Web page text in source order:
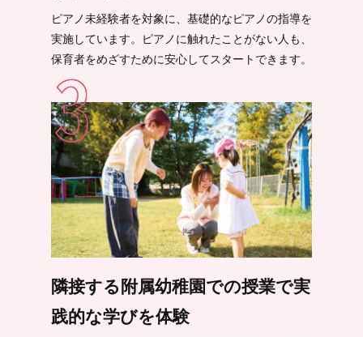
ピアノ未経験者を対象に、基礎的なピアノの指導を
実施しています。ピアノに触れたことがない人も、
保育者をめざすために安心してスタートできます。
隣接する附属幼稚園での授業で実
践的な学びを体験